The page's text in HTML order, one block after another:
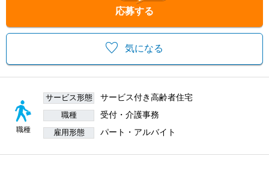
気になる
応募する
職種
サービス形態 サービス付き高齢者住宅
職種 受付・介護事務
雇用形態 パート・アルバイト